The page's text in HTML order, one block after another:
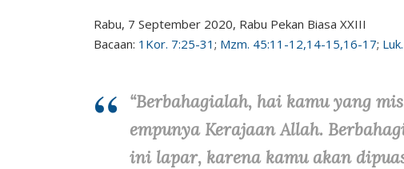
Rabu, 7 September 2020, Rabu Pekan Biasa XXIII
Bacaan: 1Kor. 7:25-31 ; Mzm. 45:11-12,14-15,16-17;
“Berbahagialah, hai kamu yang
empunya Kerajaan Allah.
ini lapar, karena kamu akan